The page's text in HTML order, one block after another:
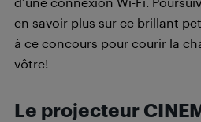
en savoir plus sur ce brillant
à ce concours pour courir la
vôtre!
Le projecteur